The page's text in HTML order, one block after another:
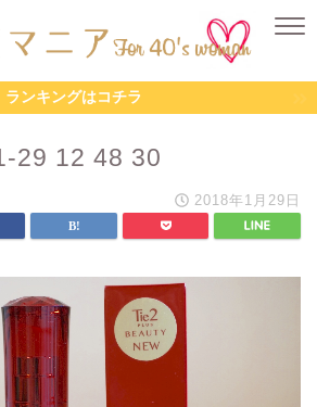
ランキングはコチラ
29 12 48 30
2018年1月29日